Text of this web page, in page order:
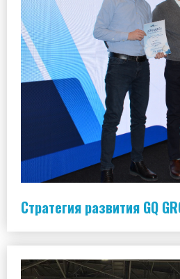
Стратегия развития GQ